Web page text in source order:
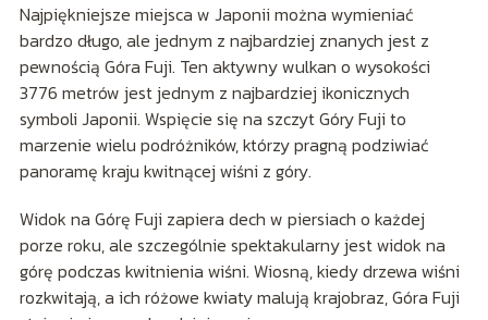
Najpiękniejsze miejsca w Japonii można wymieniać
bardzo długo, ale jednym z najbardziej znanych jest z
pewnością Góra Fuji. Ten aktywny wulkan o wysokości
3776 metrów jest jednym z najbardziej ikonicznych
symboli Japonii. Wspięcie się na szczyt Góry Fuji to
marzenie wielu podróżników, którzy pragną podziwiać
panoramę kraju kwitnącej wiśni z góry.
Widok na Górę Fuji zapiera dech w piersiach o każdej
porze roku, ale szczególnie spektakularny jest widok na
górę podczas kwitnienia wiśni. Wiosną, kiedy drzewa wiśni
rozkwitają, a ich różowe kwiaty malują krajobraz, Góra Fuji